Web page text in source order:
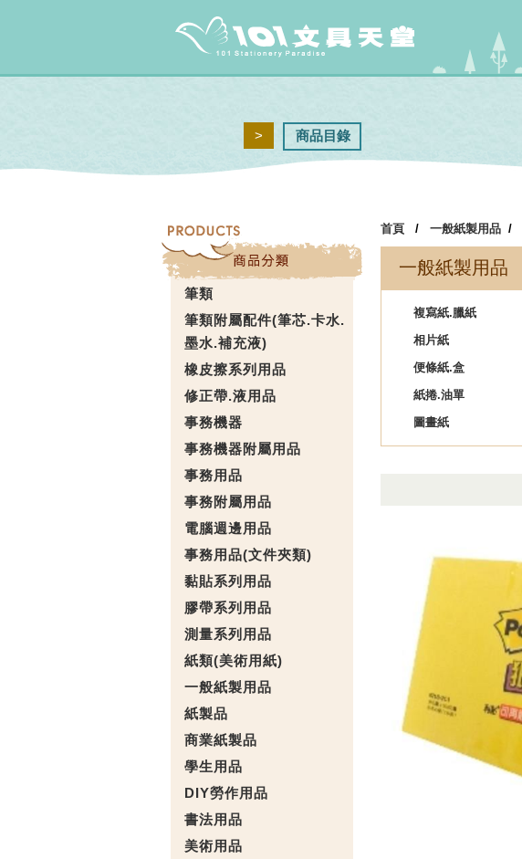
> 商品目錄
筆類
筆類附屬配件(筆芯.卡水.
墨水.補充液)
橡皮擦系列用品
修正帶.液用品
事務機器
事務機器附屬用品
事務用品
事務附屬用品
電腦週邊用品
事務用品(文件夾類)
黏貼系列用品
膠帶系列用品
測量系列用品
紙類(美術用紙)
一般紙製用品
紙製品
商業紙製品
學生用品
DIY勞作用品
書法用品
美術用品
首頁 / 一般紙製用品 /
一般紙製用品
複寫紙.臘紙
相片紙
便條紙.盒
紙捲.油單
圖畫紙